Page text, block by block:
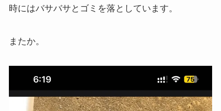
時にはバサバサとゴミを落としています。
またか。